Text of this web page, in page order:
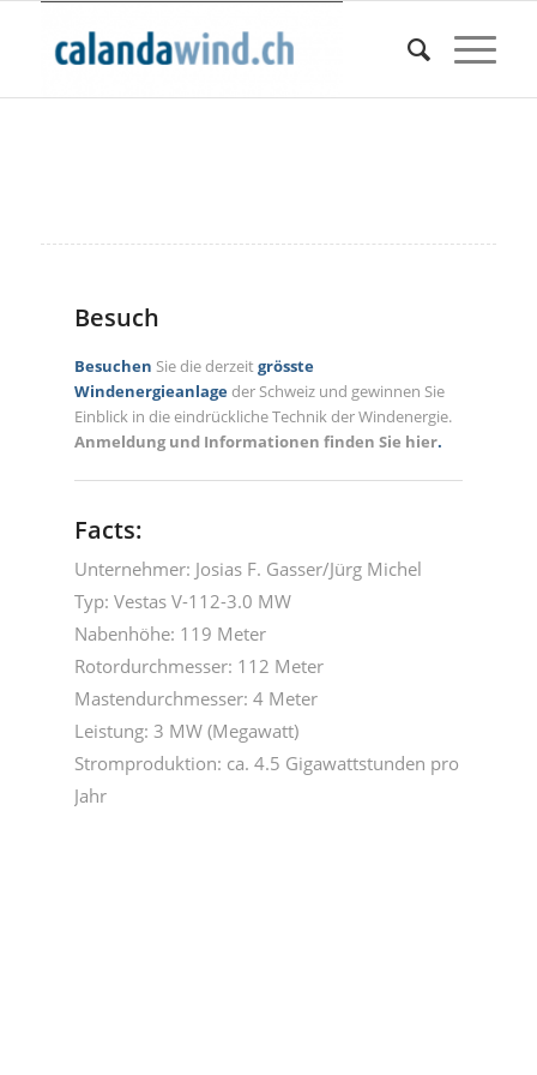
Besuch
Besuchen Sie die derzeitgrösste
Windenergieanlageder Schweiz und gewinnen Sie
Einblick in die eindrückliche Technik der Windenergie.
Anmeldung und Informationen finden Sie hier.
Facts:
Unternehmer: Josias F. Gasser/Jürg Michel
Typ: Vestas V-112-3.0 MW
Nabenhöhe: 119 Meter
Rotordurchmesser: 112 Meter
Mastendurchmesser: 4 Meter
Leistung: 3 MW (Megawatt)
Stromproduktion: ca. 4.5 Gigawattstunden pro
Jahr